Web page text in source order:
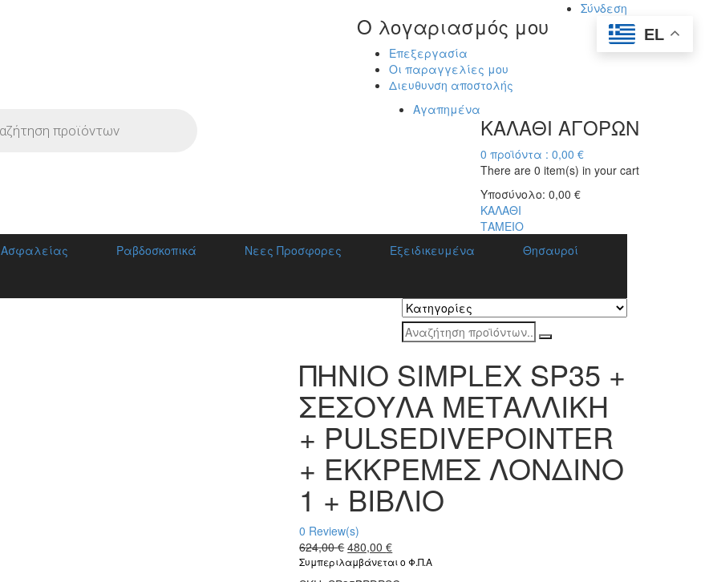
Σύνδεση
Ο λογαριασμός μου
Επεξεργασία
Οι παραγγελίες μου
Διευθυνση αποστολής
Αγαπημένα
ΚΑΛΑΘΙ ΑΓΟΡΩΝ
0 προϊόντα : 0,00 €
There are 0 item(s) in your cart
Υποσύνολο: 0,00 €
ΚΑΛΑΘΙ
ΤΑΜΕΙΟ
Ασφαλείας Ραβδοσκοπικά Νεες Προσφορες Εξειδικευμένα
Θησαυροί
ΠΗΝΙΟ SIMPLEX SP35 +
ΣΕΣΟΥΛΑ ΜΕΤΑΛΛΙΚΗ
+ PULSEDIVEPOINTER
+ ΕΚΚΡΕΜΕΣ ΛΟΝΔΙΝΟ
1 + ΒΙΒΛΙΟ
0 Review(s)
624,00€Original
price
was:
480,00€Η
τρέχουσα
τιμή
Συμπεριλαμβάνεται ο Φ.Π.Α
EL